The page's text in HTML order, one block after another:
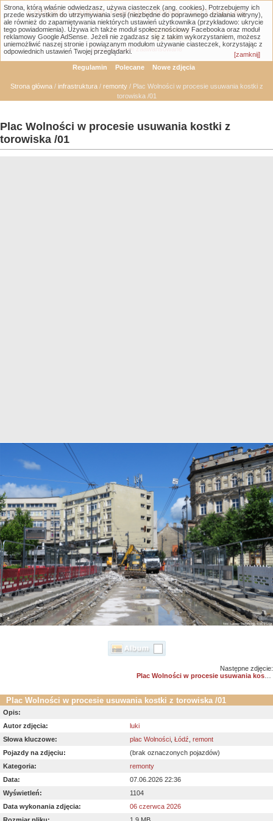
Łódzka Galeria Transportowa - GTLodz.eu
Wyszukiwanie zaawansowane
Regulamin Polecane Nowe zdjęcia
Strona główna/ infrastruktura/ remonty/ Plac Wolności w procesie usuwania kostki z
torowiska /01
Plac Wolności w procesie usuwania kostki z
torowiska /01
Następne zdjęcie:
Plac Wolności w procesie usuwania kostki z torowiska /02
Plac Wolności w procesie usuwania kostki z torowiska /01
Opis:
Autor zdjęcia:
luki
Słowa kluczowe:
plac Wolności Łódź remont
Pojazdy na zdjęciu:
(brak oznaczonych pojazdów)
Kategoria:
remonty
Data:
07.06.2026 22:36
Wyświetleń:
1104
Data wykonania zdjęcia:
06 czerwca 2026
Strona, którą właśnie odwiedzasz, używa ciasteczek (ang. cookies). Potrzebujemy ich
przede wszystkim do utrzymywania sesji (niezbędne do poprawnego działania witryny),
ale również do zapamiętywania niektórych ustawień użytkownika (przykładowo: ukrycie
tego powiadomienia). Używa ich także moduł społecznościowy Facebooka oraz moduł
reklamowy Google AdSense. Jeżeli nie zgadzasz się z takim wykorzystaniem, możesz
uniemożliwić naszej stronie i powiązanym modułom używanie ciasteczek, korzystając z
odpowiednich ustawień Twojej przeglądarki.
[zamknij]